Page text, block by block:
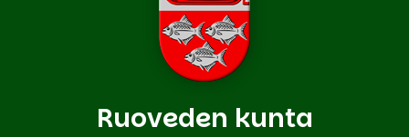
Ruoveden kunta